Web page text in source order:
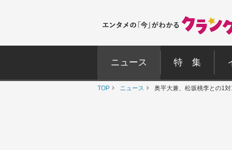
ニュース 特 集
TOP ニュース 奥平大兼、松坂桃李との1